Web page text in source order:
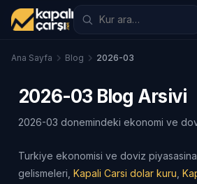
Ana Sayfa Blog 2026-03
2026-03 Blog Arsivi
2026-03 donemindeki ekonomi ve
Turkiye ekonomisi ve doviz
gelismeleri, Kapali Carsi dolar kuru